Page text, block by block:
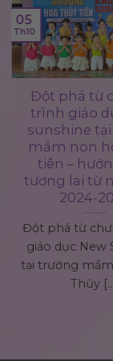
đột phá từ chương
trình giáo
sunshine
mầm non
tiên –
tương lai từ
2024-
Đột phá từ
giáo dục New
tại trường
Thủy
05
Th10